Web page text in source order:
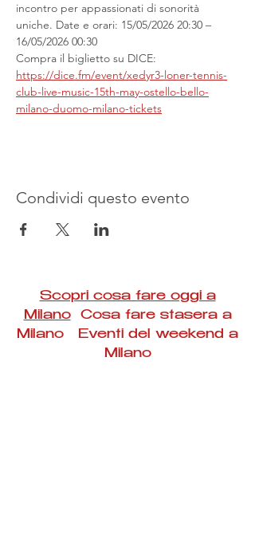
incontro per appassionati di sonorità
uniche. Date e orari: 15/05/2026 20:30 –
16/05/2026 00:30
Compra il biglietto su DICE:
https://dice.fm/event/xedyr3-loner-tennis-
club-live-music-15th-may-ostello-bello-
milano-duomo-milano-tickets
Condividi questo evento
Scopri cosa fare oggi a
MilanoCosa fare stasera a
Milano Eventi del weekend a
Milano